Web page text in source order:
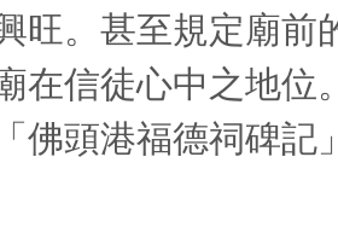
旺。甚至規定廟前
在信徒心中之地位
佛頭港福德祠碑記